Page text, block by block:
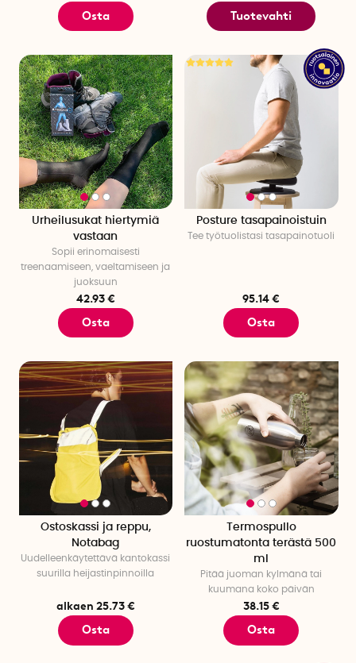
Osta Tuotevahti
Urheilusukat hiertymiä
vastaan
Sopii erinomaisesti
treenaamiseen, vaeltamiseen ja
juoksuun
42.93 €
Osta
Posture tasapainoistuin
Tee työtuolistasi tasapainotuoli
95.14 €
Osta
Ostoskassi ja reppu,
Notabag
Uudelleenkäytettävä kantokassi
suurilla heijastinpinnoilla
alkaen 25.73 €
Osta
Termospullo
ruostumatonta terästä 500
ml
Pitää juoman kylmänä tai
kuumana koko päivän
38.15 €
Osta